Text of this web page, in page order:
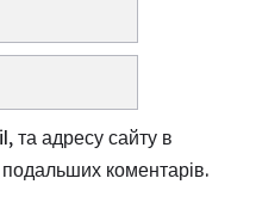
та адресу сайту в
коментарів.